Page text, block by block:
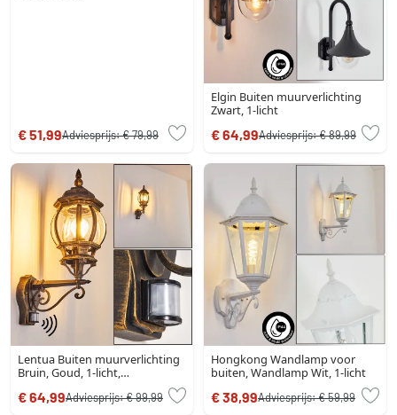
€ 51,99Adviesprijs:€ 79,99
Elgin Buiten muurverlichting
Zwart, 1-licht
€ 64,99Adviesprijs:€ 89,99
Lentua Buiten muurverlichting
Bruin, Goud, 1-licht,
€ 64,99Adviesprijs:€ 99,99
Hongkong Wandlamp voor
buiten, Wandlamp Wit, 1-licht
€ 38,99Adviesprijs:€ 59,99